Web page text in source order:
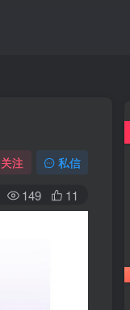
关注 私信
149 11